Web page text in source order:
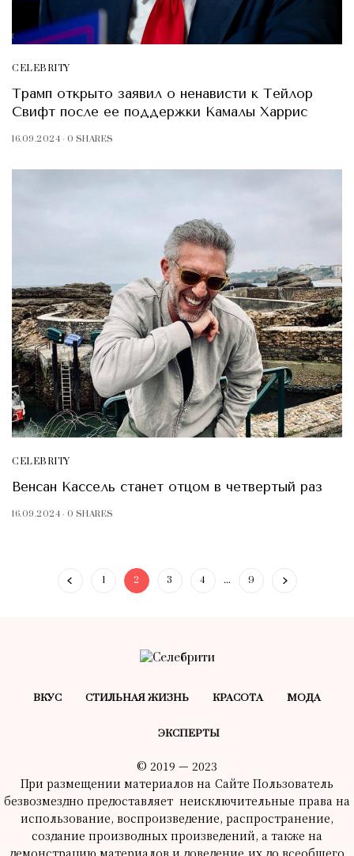
CELEBRITY
Трамп открыто заявил о ненависти к Тейлор
Свифт после ее поддержки Камалы Харрис
16.09.2024 0 SHARES
CELEBRITY
Венсан Кассель станет отцом в четвертый раз
16.09.2024 0 SHARES
1 2 3 4 … 9
ВКУС СТИЛЬНАЯ ЖИЗНЬ КРАСОТA МОДА
ЭКСПЕРТЫ
© 2019 — 2023
При размещении материалов на Сайте Пользователь
безвозмездно предоставляет неисключительные права на
использование, воспроизведение, распространение,
создание производных произведений, а также на